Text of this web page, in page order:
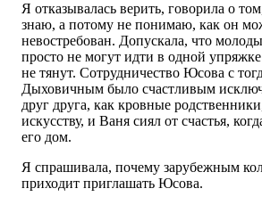
Я отказывалась верить, говорила о
знаю, а потому не понимаю, как он
невостребован. Допускала, что
просто не могут идти в одной
не тянут. Сотрудничество Юсова с
Дыховичным было счастливым
друг друга, как кровные
искусству, и Ваня сиял от счастья,
его дом.
Я спрашивала, почему зарубежным
приходит приглашать Юсова.